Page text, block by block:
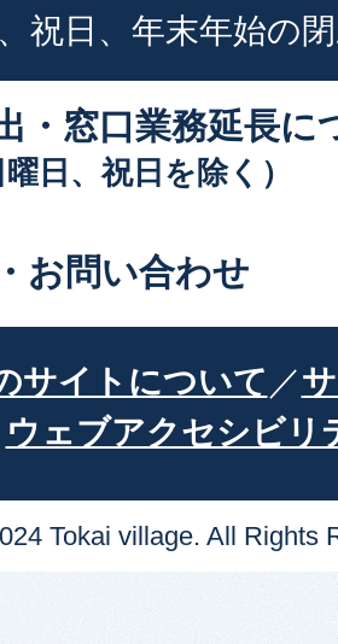
祝日、年末年始の
・窓口業務延長に
日、祝日を除く）
お問い合わせ
サイトについて
ウェブアクセシビリ
Tokai village. All Rights